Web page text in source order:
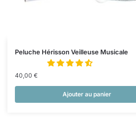
Peluche Hérisson Veilleuse Musicale
40,00 €
Ajouter au panier